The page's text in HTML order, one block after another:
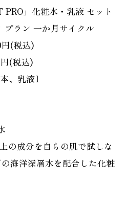
」化粧水・乳液 セット
ラン 一か月サイクル
(税込)
(税込)
液1
の成分を自らの肌で試しな
海洋深層水を配合した化粧